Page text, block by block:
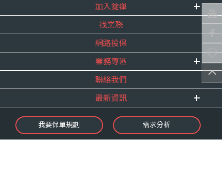
企業資訊
重要事跡
得獎紀錄
服務宣言
合作夥伴
加入錠嵂
內勤招聘
精英招募
年度增員計畫
找業務
網路投保
業務專區
E 線資源網
聯絡我們
最新資訊
最新消息
錠嵂焦點
我要保單規劃 需求分析